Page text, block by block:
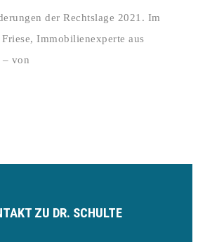
der Rechtslage 2021. Im
Immobilienexperte aus
von
ZU DR. SCHULTE